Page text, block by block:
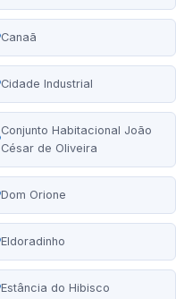
Canaã
Cidade Industrial
Conjunto Habitacional João
César de Oliveira
Dom Orione
Eldoradinho
Estância do Hibisco